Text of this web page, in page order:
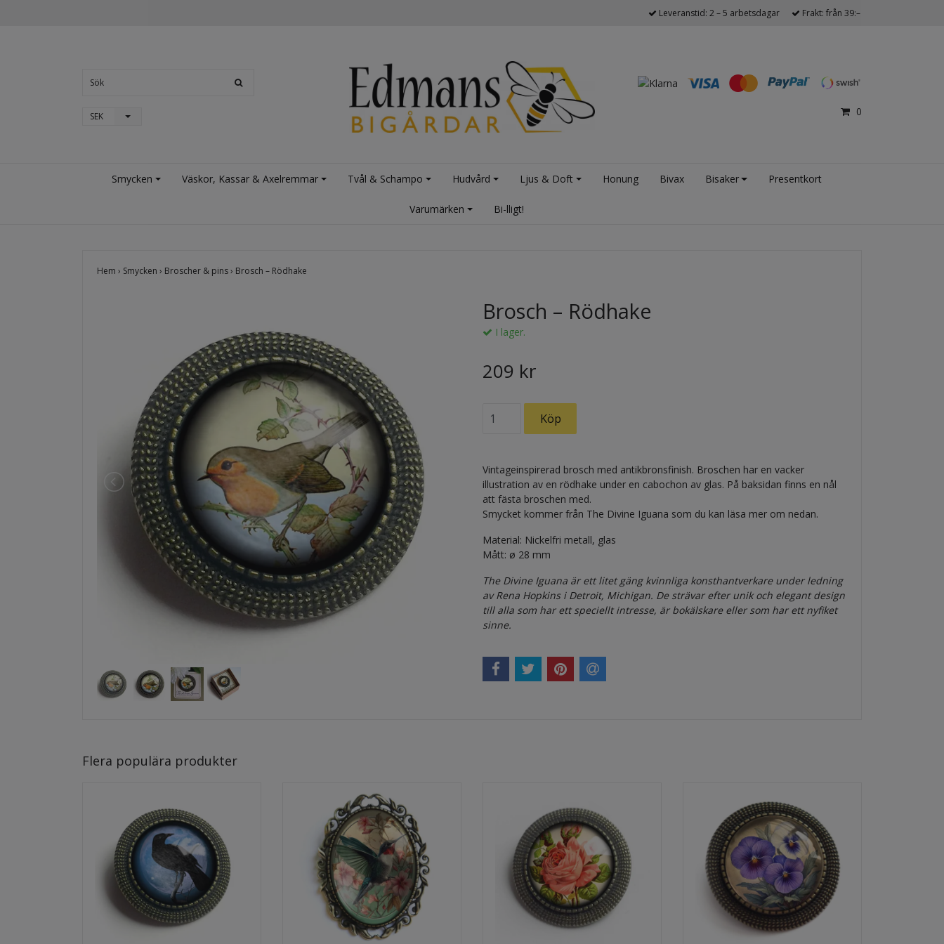
Leveranstid: 2 – 5 arbetsdagar Frakt: från 39:–
SEK 0
Smycken Väskor, Kassar & Axelremmar Tvål & Schampo Hudvård Ljus & Doft Honung Bivax Bisaker Presentkort
Varumärken Bi-lligt!
Hem › Smycken › Broscher & pins› Brosch – Rödhake
Brosch – Rödhake
I lager.
209 kr
Vintageinspirerad brosch med antikbronsfinish. Broschen har en vacker
illustration av en rödhake under en cabochon av glas. På baksidan finns en nål
att fästa broschen med.
Smycket kommer från The Divine Iguana som du kan läsa mer om nedan.
Material: Nickelfri metall, glas
Mått: ø 28 mm
The Divine Iguana är ett litet gäng kvinnliga konsthantverkare under ledning
av Rena Hopkins i Detroit, Michigan. De strävar efter unik och elegant design
till alla som har ett speciellt intresse, är bokälskare eller som har ett nyfiket
sinne.
Flera populära produkter